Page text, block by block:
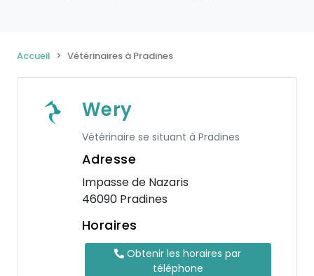
Accueil Vétérinaires à Pradines
Wery
Vétérinaire se situant à Pradines
Adresse
Impasse de Nazaris
46090 Pradines
Horaires
Obtenir les horaires par
téléphone